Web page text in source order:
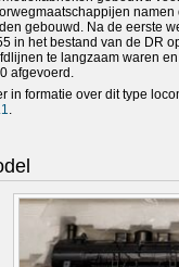
gebouwd. Na de eerste
in het bestand van de DR
te langzaam waren
afgevoerd.
in formatie over dit type
.